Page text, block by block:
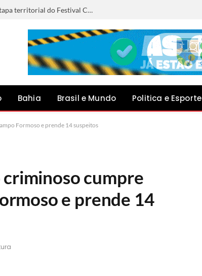
Anna Liz representará Capim Grosso na etapa territorial do Festival Canto do Jacuípe, em Baixa Grande
Bahia Brasil e Mundo Politica e Esporte
Formoso e prende 14 suspeitos
cumpre
e prende 14